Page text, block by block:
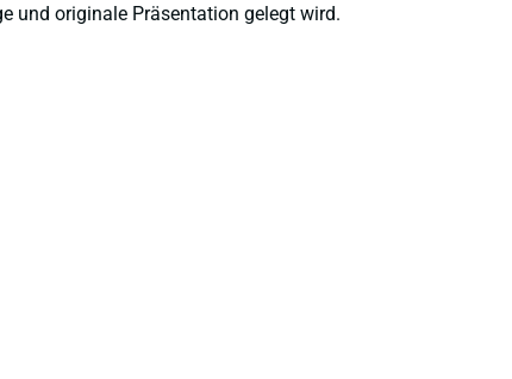
und originale Präsentation gelegt wird.